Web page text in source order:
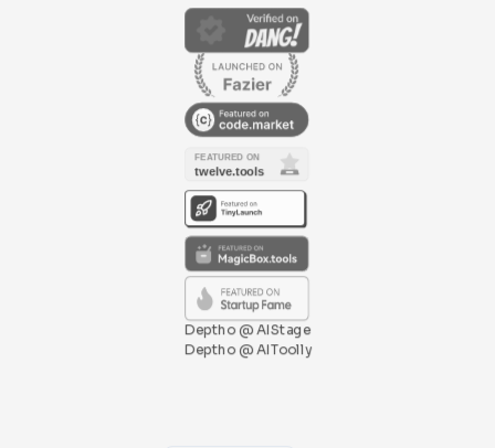
Deptho @ AIStage
Deptho @ AIToolly